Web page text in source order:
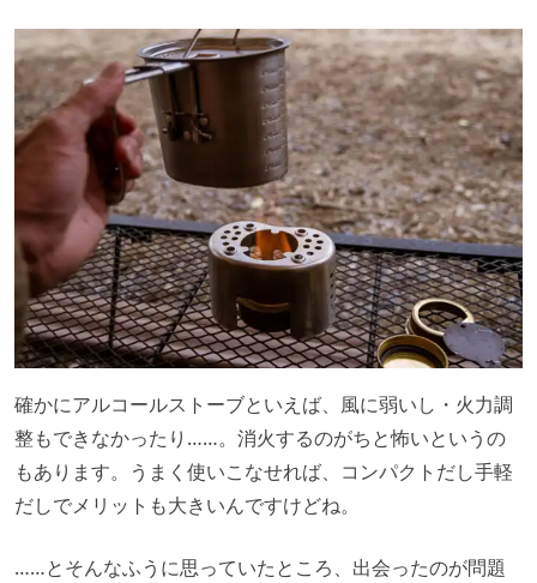
確かにアルコールストーブといえば、風に弱いし・火力調
整もできなかったり……。消火するのがちと怖いというの
もあります。うまく使いこなせれば、コンパクトだし手軽
だしでメリットも大きいんですけどね。
……とそんなふうに思っていたところ、出会ったのが問題